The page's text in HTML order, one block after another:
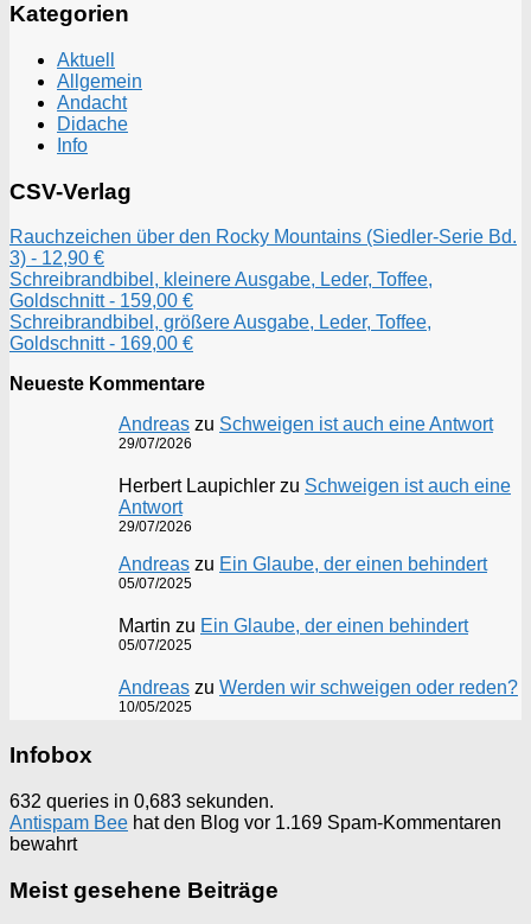
Kategorien
Aktuell
Allgemein
Andacht
Didache
Info
CSV-Verlag
Rauchzeichen über den Rocky Mountains (Siedler-Serie Bd.
3) - 12,90 €
Schreibrandbibel, kleinere Ausgabe, Leder, Toffee,
Goldschnitt - 159,00 €
Schreibrandbibel, größere Ausgabe, Leder, Toffee,
Goldschnitt - 169,00 €
Neueste Kommentare
Andreas zu Schweigen ist auch eine Antwort
29/07/2026
Herbert Laupichler zu Schweigen ist auch eine
Antwort
29/07/2026
Andreas zu Ein Glaube, der einen behindert
05/07/2025
Martin zu Ein Glaube, der einen behindert
05/07/2025
Andreas zu Werden wir schweigen oder reden?
10/05/2025
Infobox
632 queries in 0,683 sekunden.
Antispam Bee hat den Blog vor 1.169 Spam-Kommentaren
bewahrt
Meist gesehene Beiträge